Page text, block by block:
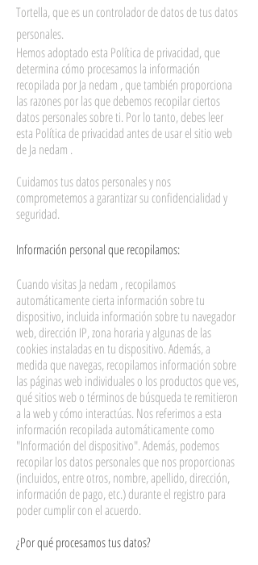
Tortella, que es un controlador de datos de tus datos
personales.
Hemos adoptado esta Política de privacidad, que
determina cómo procesamos la información
recopilada por Ja nedam , que también proporciona
las razones por las que debemos recopilar ciertos
datos personales sobre ti. Por lo tanto, debes leer
esta Política de privacidad antes de usar el sitio web
de Ja nedam .
Cuidamos tus datos personales y nos
comprometemos a garantizar su confidencialidad y
seguridad.
Información personal que recopilamos:
Cuando visitas Ja nedam , recopilamos
automáticamente cierta información sobre tu
dispositivo, incluida información sobre tu navegador
web, dirección IP, zona horaria y algunas de las
cookies instaladas en tu dispositivo. Además, a
medida que navegas, recopilamos información sobre
las páginas web individuales o los productos que ves,
qué sitios web o términos de búsqueda te remitieron
a la web y cómo interactúas. Nos referimos a esta
información recopilada automáticamente como
"Información del dispositivo". Además, podemos
recopilar los datos personales que nos proporcionas
(incluidos, entre otros, nombre, apellido, dirección,
información de pago, etc.) durante el registro para
poder cumplir con el acuerdo.
¿Por qué procesamos tus datos?